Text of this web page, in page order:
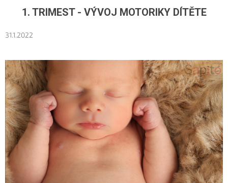
1. TRIMEST - VÝVOJ MOTORIKY DÍTĚTE
31.1.2022